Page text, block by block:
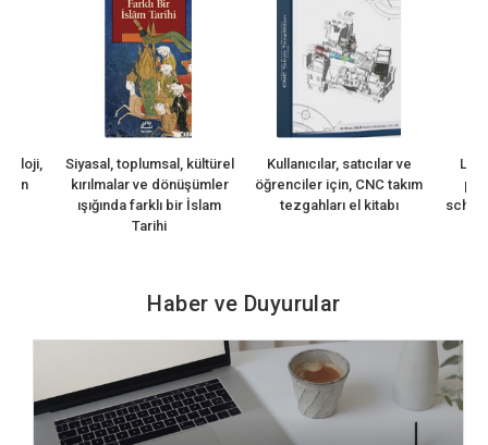
Siyasal, toplumsal, kültürel
kırılmalar ve dönüşümler
ışığında farklı bir İslam
Tarihi
Kullanıcılar, satıcılar ve
öğrenciler için, CNC takım
tezgahları el kitabı
schools
Haber ve Duyurular